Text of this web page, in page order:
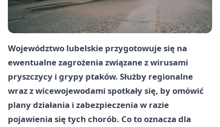
Województwo lubelskie przygotowuje się na
ewentualne zagrożenia związane z wirusami
pryszczycy i grypy ptaków. Służby regionalne
wraz z wicewojewodami spotkały się, by omówić
plany działania i zabezpieczenia w razie
pojawienia się tych chorób. Co to oznacza dla